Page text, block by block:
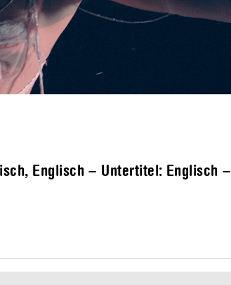
Englisch – Untertitel: Englisch –